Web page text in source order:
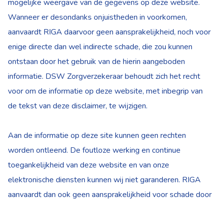
mogelijke weergave van de gegevens op deze website.
Wanneer er desondanks onjuistheden in voorkomen,
aanvaardt RIGA daarvoor geen aansprakelijkheid, noch voor
enige directe dan wel indirecte schade, die zou kunnen
ontstaan door het gebruik van de hierin aangeboden
informatie. DSW Zorgverzekeraar behoudt zich het recht
voor om de informatie op deze website, met inbegrip van
de tekst van deze disclaimer, te wijzigen.
Aan de informatie op deze site kunnen geen rechten
worden ontleend. De foutloze werking en continue
toegankelijkheid van deze website en van onze
elektronische diensten kunnen wij niet garanderen. RIGA
aanvaardt dan ook geen aansprakelijkheid voor schade door